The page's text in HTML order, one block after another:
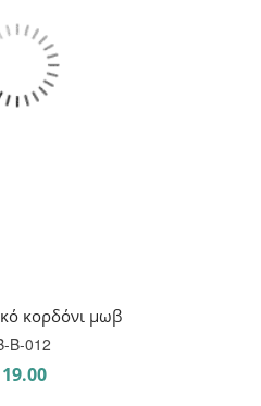
κορδόνι μωβ
B-012
19.00